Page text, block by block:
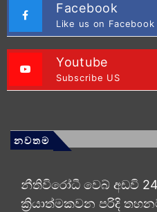
Facebook
Like us on Facebook
Youtube
Subscribe US
නවතම
නීතිවිරෝධී වෙබ් අඩවි
ක්‍රියාත්මකවන පරිදි